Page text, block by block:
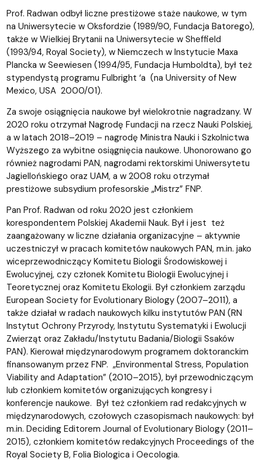
Prof. Radwan odbył liczne prestiżowe staże naukowe, w tym
na Uniwersytecie w Oksfordzie (1989/90, Fundacja Batorego),
także w Wielkiej Brytanii na Uniwersytecie w Sheffield
(1993/94, Royal Society), w Niemczech w Instytucie Maxa
Plancka w Seewiesen (1994/95, Fundacja Humboldta), był też
stypendystą programu Fulbright ‘a (na University of New
Mexico, USA 2000/01).
Za swoje osiągnięcia naukowe był wielokrotnie nagradzany. W
2020 roku otrzymał Nagrodę Fundacji na rzecz Nauki Polskiej,
a w latach 2018–2019 – nagrodę Ministra Nauki i Szkolnictwa
Wyższego za wybitne osiągnięcia naukowe. Uhonorowano go
również nagrodami PAN, nagrodami rektorskimi Uniwersytetu
Jagiellońskiego oraz UAM, a w 2008 roku otrzymał
prestiżowe subsydium profesorskie „Mistrz” FNP.
Pan Prof. Radwan od roku 2020 jest członkiem
korespondentem Polskiej Akademii Nauk. Był i jest też
zaangażowany w liczne działania organizacyjne – aktywnie
uczestniczył w pracach komitetów naukowych PAN, m.in. jako
wiceprzewodniczący Komitetu Biologii Środowiskowej i
Ewolucyjnej, czy członek Komitetu Biologii Ewolucyjnej i
Teoretycznej oraz Komitetu Ekologii. Był członkiem zarządu
European Society for Evolutionary Biology (2007–2011), a
także działał w radach naukowych kilku instytutów PAN (RN
Instytut Ochrony Przyrody, Instytutu Systematyki i Ewolucji
Zwierząt oraz Zakładu/Instytutu Badania/Biologii Ssaków
PAN). Kierował międzynarodowym programem doktoranckim
finansowanym przez FNP. „Environmental Stress, Population
Viability and Adaptation” (2010–2015), był przewodniczącym
lub członkiem komitetów organizujących kongresy i
konferencje naukowe. Był też członkiem rad redakcyjnych w
międzynarodowych, czołowych czasopismach naukowych: był
m.in. Deciding Editorem Journal of Evolutionary Biology (2011–
2015), członkiem komitetów redakcyjnych Proceedings of the
Royal Society B, Folia Biologica i Oecologia.